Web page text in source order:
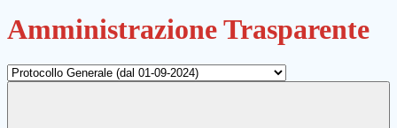
Amministrazione Trasparente